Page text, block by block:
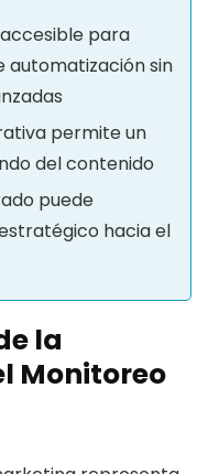
para
automatización sin
permite un
del contenido
puede
hacia el
la
Monitoreo